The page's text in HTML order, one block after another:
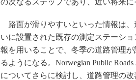
の次なるステップであり、近い将来に
路面が滑りやすいといった情報は
いに設置された既存の測定ステーシ
報を用いることで、冬季の道路管理
るようになる。Norwegian Public
についてさらに検討し、道路管理の